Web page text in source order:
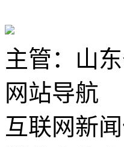
主管：山
网站导航
互联网新